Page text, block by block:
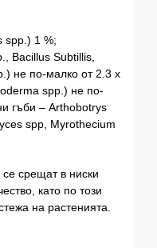
spp.) 1 %;
Bacillus Subtillis,
не по-малко от 2.3 х
spp.) не по-
гъби – Arthobotrys
spp, Myrothecium
се срещат в ниски
като по този
на растенията.